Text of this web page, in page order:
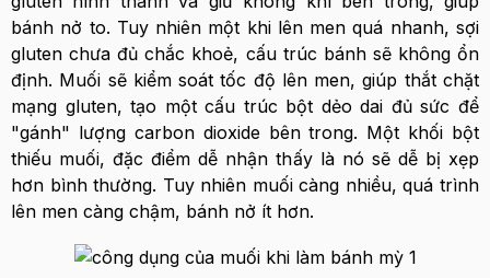
bánh nở to. Tuy nhiên một khi lên men quá nhanh, sợi
gluten chưa đủ chắc khoẻ, cấu trúc bánh sẽ không ổn
định. Muối sẽ kiểm soát tốc độ lên men, giúp thắt chặt
mạng gluten, tạo một cấu trúc bột dẻo dai đủ sức để
"gánh" lượng carbon dioxide bên trong. Một khối bột
thiếu muối, đặc điểm dễ nhận thấy là nó sẽ dễ bị xẹp
hơn bình thường. Tuy nhiên muối càng nhiều, quá trình
lên men càng chậm, bánh nở ít hơn.